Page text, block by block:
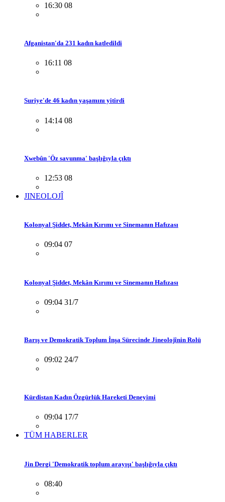
16:30 08
Afganistan'da 231 kadın katledildi
16:11 08
Suriye'de 46 kadın yaşamını yitirdi
14:14 08
Xwebûn 'Öz savunma' başlığıyla çıktı
12:53 08
JINEOLOJÎ
Kolonyal Şiddet, Mekân Kırımı ve Sinemanın Hafızası
09:04 07
Kolonyal Şiddet, Mekân Kırımı ve Sinemanın Hafızası
09:04 31/7
Barış ve Demokratik Toplum İnşa Sürecinde Jineolojînin Rolü
09:02 24/7
Kürdistan Kadın Özgürlük Hareketi Deneyimi
09:04 17/7
TÜM HABERLER
Jin Dergi 'Demokratik toplum arayışı' başlığıyla çıktı
08:40